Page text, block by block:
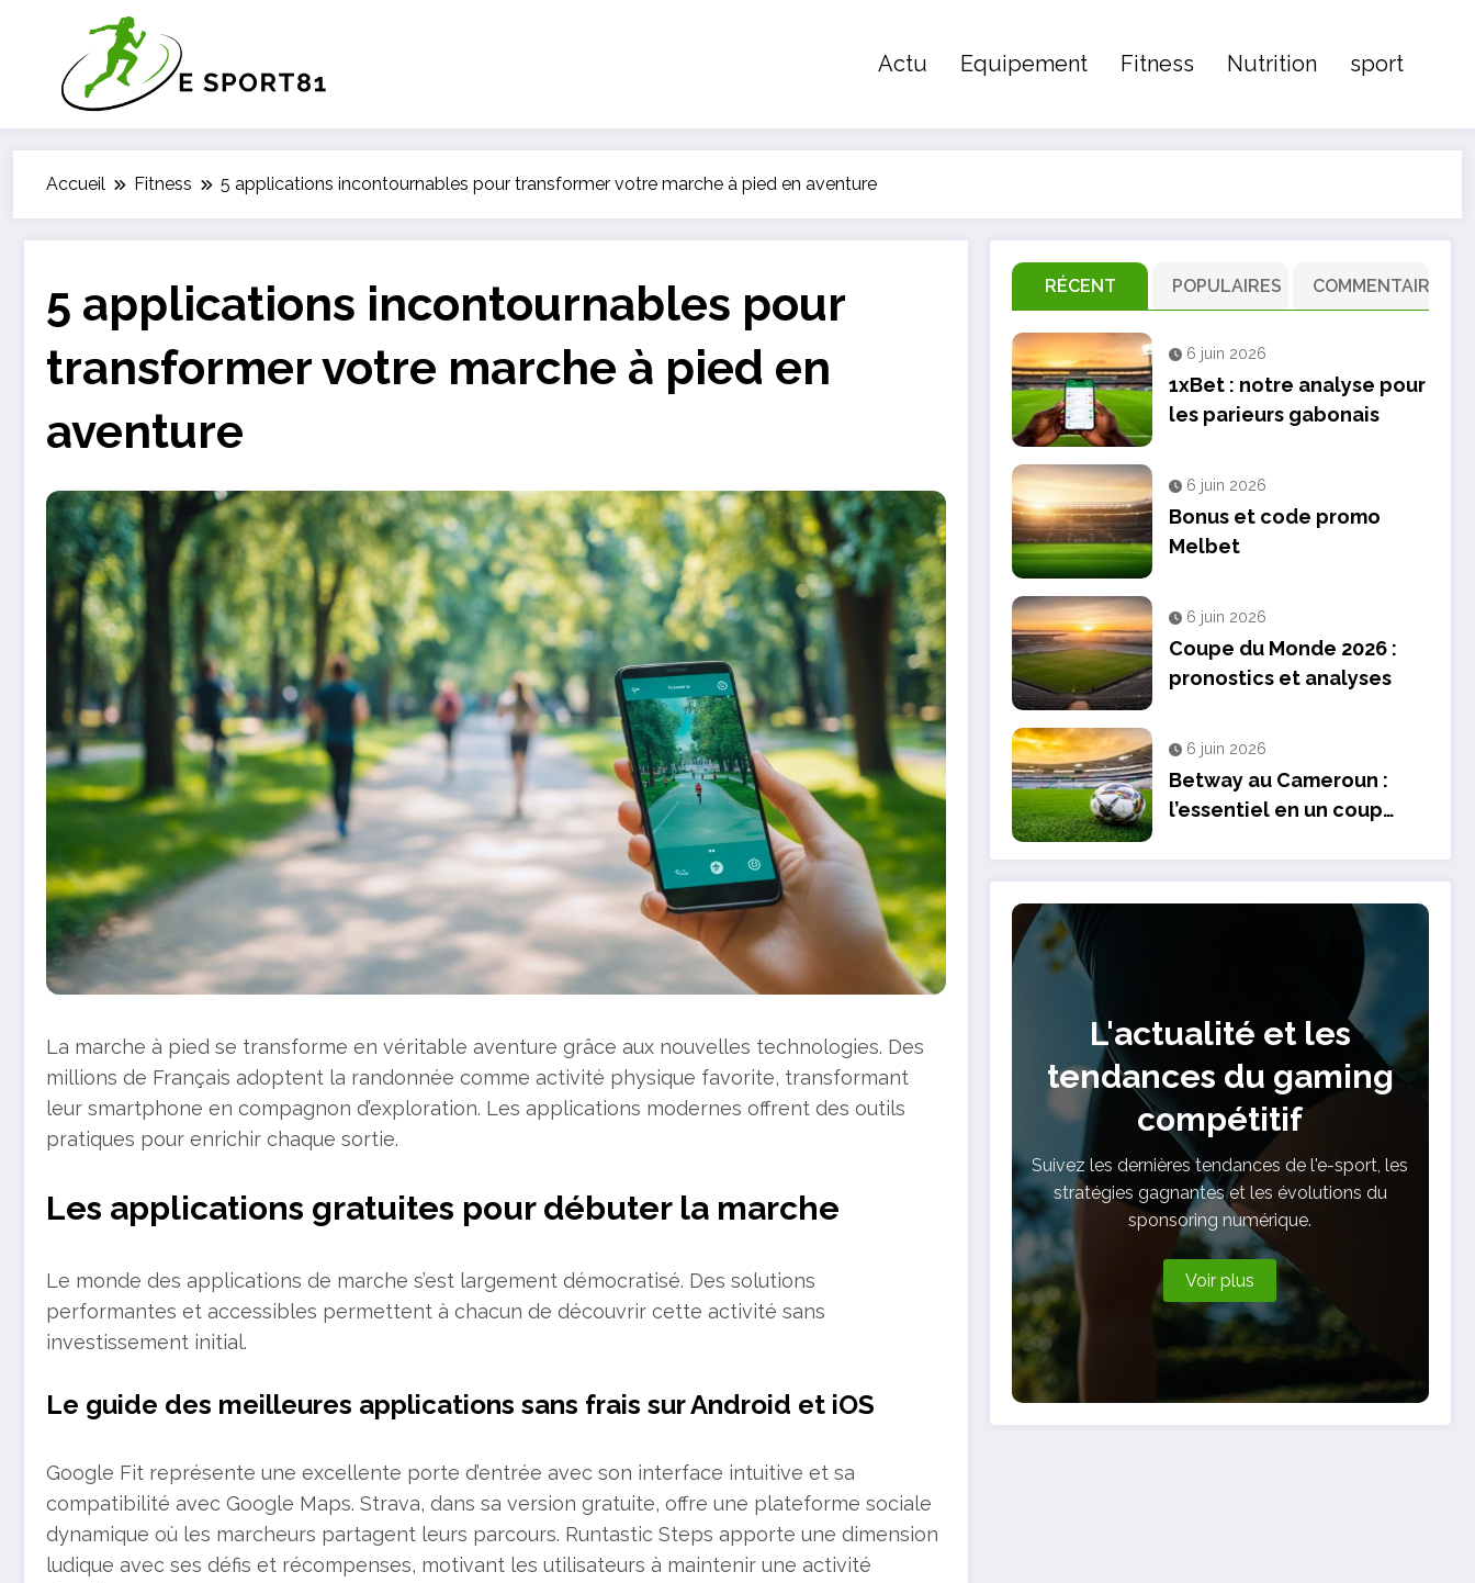
Actu Equipement Fitness Nutrition sport
Accueil Fitness 5 applications incontournables pour transformer votre marche à pied en aventure
5 applications incontournables pour
transformer votre marche à pied en
aventure
La marche à pied se transforme en véritable aventure grâce aux nouvelles technologies. Des
millions de Français adoptent la randonnée comme activité physique favorite, transformant
leur smartphone en compagnon d’exploration. Les applications modernes offrent des outils
pratiques pour enrichir chaque sortie.
Les applications gratuites pour débuter la marche
Le monde des applications de marche s’est largement démocratisé. Des solutions
performantes et accessibles permettent à chacun de découvrir cette activité sans
investissement initial.
Le guide des meilleures applications sans frais sur Android et iOS
Google Fit représente une excellente porte d’entrée avec son interface intuitive et sa
compatibilité avec Google Maps. Strava, dans sa version gratuite, offre une plateforme sociale
dynamique où les marcheurs partagent leurs parcours. Runtastic Steps apporte une dimension
ludique avec ses défis et récompenses, motivant les utilisateurs à maintenir une activité
RÉCENT POPULAIRES COMMENTAIRE
6 juin 2026
1xBet : notre analyse pour
les parieurs gabonais
6 juin 2026
Bonus et code promo
Melbet
6 juin 2026
Coupe du Monde 2026 :
pronostics et analyses
6 juin 2026
Betway au Cameroun :
l’essentiel en un coup
L'actualité et les
tendances du gaming
compétitif
Suivez les dernières tendances de l'e-sport, les
stratégies gagnantes et les évolutions du
sponsoring numérique.
Voir plus